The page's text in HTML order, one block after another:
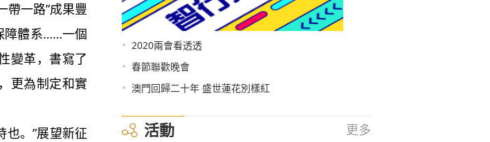
帶一路”成果豐
障體系……一個
變革，書寫了
更為制定和實
。”展望新征
• 2020兩會看透透
• 春節聯歡晚會
• 澳門回歸二十年 盛世蓮花別樣紅
活動 更多